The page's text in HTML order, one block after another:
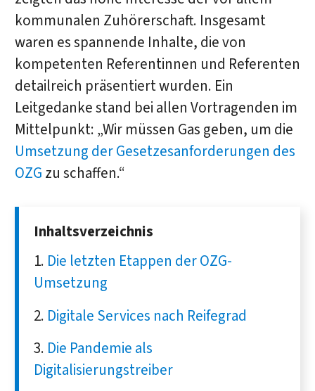
kommunalen Zuhörerschaft. Insgesamt
waren es spannende Inhalte, die von
kompetenten Referentinnen und Referenten
detailreich präsentiert wurden. Ein
Leitgedanke stand bei allen Vortragenden im
Mittelpunkt: „Wir müssen Gas geben, um die
Umsetzung der Gesetzesanforderungen des
OZG zu schaffen.“
Inhaltsverzeichnis
Die letzten Etappen der OZG-
Umsetzung
Digitale Services nach Reifegrad
Die Pandemie als
Digitalisierungstreiber